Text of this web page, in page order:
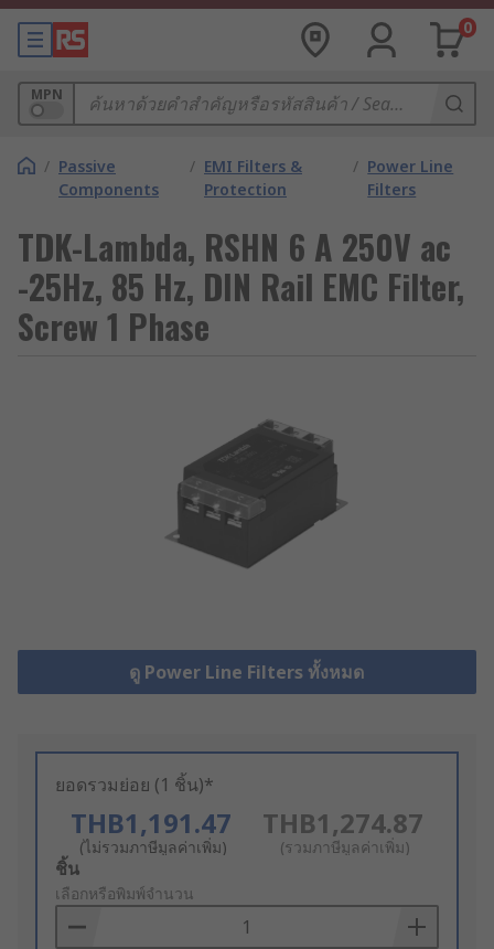
0
MPN
/ Passive
Components
/ EMI Filters &
Protection
/ Power Line
Filters
TDK-Lambda, RSHN 6 A 250V ac
-25Hz, 85 Hz, DIN Rail EMC Filter,
Screw 1 Phase
ดู Power Line Filters ทั้งหมด
ยอดรวมย่อย (1 ชิ้น)*
THB1,191.47
(ไม่รวมภาษีมูลค่าเพิ่ม)
THB1,274.87
(รวมภาษีมูลค่าเพิ่ม)
Add
to
Basket
ชิ้น
เลือกหรือพิมพ์จำนวน